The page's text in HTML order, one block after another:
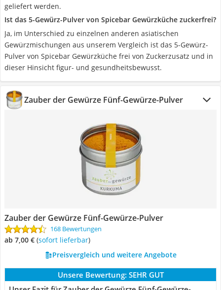
geliefert werden.
Ist das 5-Gewürz-Pulver von Spicebar Gewürzküche zuckerfrei?
Ja, im Unterschied zu einzelnen anderen asiatischen
Gewürzmischungen aus unserem Vergleich ist das 5-Gewürz-
Pulver von Spicebar Gewürzküche frei von Zuckerzusatz und in
dieser Hinsicht figur- und gesundheitsbewusst.
Zauber der Gewürze Fünf-Gewürze-Pulver
Zauber der Gewürze Fünf-Gewürze-Pulver
168 Bewertungen
ab 7,00 € ( Sofort lieferbar)
Preisvergleich und weitere Angebote
Unsere Bewertung: SEHR GUT